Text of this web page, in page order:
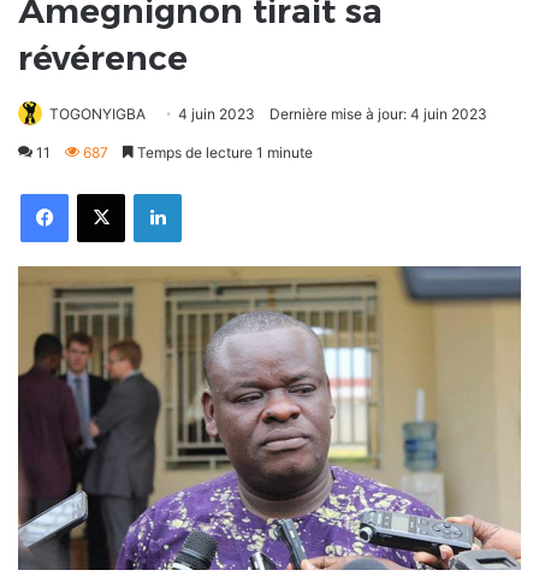
Amegnignon tirait sa
révérence
TOGONYIGBA 4 juin 2023 Dernière mise à jour: 4 juin 2023
11 687 Temps de lecture 1 minute
FacebookX Linkedin